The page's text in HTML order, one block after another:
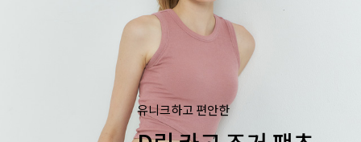
유니크하고 편안한